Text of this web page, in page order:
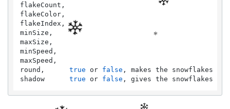
flakeCount,
flakeColor,
flakeIndex,
minSize,
maxSize,
minSpeed,
maxSpeed,
round, true or false , makes the snowflakes
shadow true or false , gives the snowflakes a